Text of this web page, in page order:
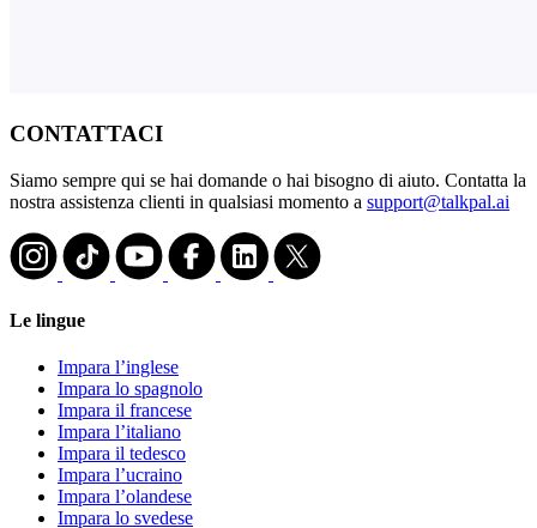
CONTATTACI
Siamo sempre qui se hai domande o hai bisogno di aiuto. Contatta la
nostra assistenza clienti in qualsiasi momento a support@talkpal.ai
Le lingue
Impara l’inglese
Impara lo spagnolo
Impara il francese
Impara l’italiano
Impara il tedesco
Impara l’ucraino
Impara l’olandese
Impara lo svedese